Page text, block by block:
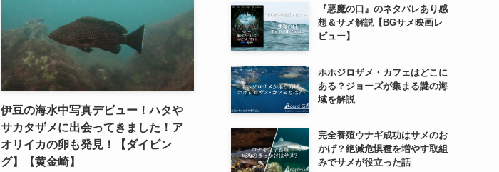
伊豆の海水中写真デビュー！ハタや
サカタザメに出会ってきました！ア
オリイカの卵も発見！【ダイビン
グ】【黄金崎】
『悪魔の口』のネタバレあり感
想＆サメ解説【BGサメ映画レ
ビュー】
ホホジロザメ・カフェはどこに
ある？ジョーズが集まる謎の海
域を解説
完全養殖ウナギ成功はサメのお
かげ？絶滅危惧種を増やす取組
みでサメが役立った話